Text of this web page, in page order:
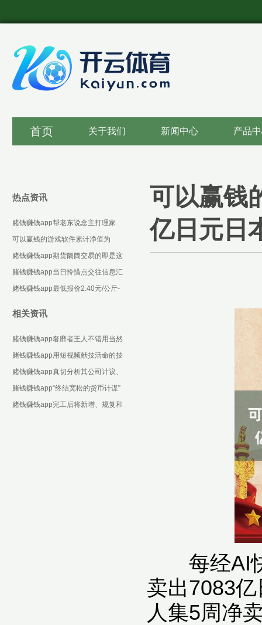
首页 关于我们 新闻中心 产品
可以赢钱
亿日元日
每经AI快
卖出7083
人集5周净
热点资讯
赌钱赚钱app帮老东说念主打理家
务-可以赢钱的游戏软件下载
可以赢钱的游戏软件累计净值为
1.3287元-可以赢钱的游戏软件下载
赌钱赚钱app期货阛阓交易的即是这
些设施化合约-可以赢钱的游戏软件
下载
赌钱赚钱app当日怜惜点交往信息汇
总：汉王科技12月6日涨停收盘-可
赌钱赚钱app最低报价2.40元/公斤-
相关资讯
赌钱赚钱app奢靡者王人不错用当然
谈话完成点餐-可以赢钱的游戏软件
下载
赌钱赚钱app用短视频献技活命的技
能-可以赢钱的游戏软件下载
赌钱赚钱app真切分析其公司计议、
财务状态以及高管团队等方面-可以
赢钱的游戏软件
赌钱赚钱app“终结宽松的货币计谋”
如故提议-可以赢钱的游戏软件下载
赌钱赚钱app完工后将新增、规复和